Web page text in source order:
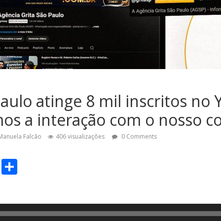
atinge 8 mil inscritos no
a interação com o nosso
Falcão 406 visualizações 0 Comments
C
ar
e